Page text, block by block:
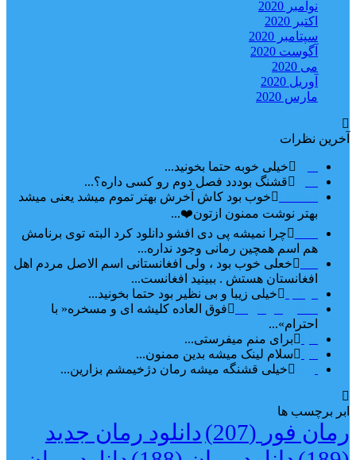
نوامبر 2020
اکتبر 2020
سپتامبر 2020
آگوست 2020
می 2020
آوریل 2020
مارس 2020
آخرین نظرات
خیلی خوبه حتما بخونید...
قشنگ بوددد فصل دوم رو کسی داره؟...
خوب بود کاش آخرش بهتر تموم میشد یعنی میشد
بهتر نوشت ممنون ازتون❤️...
چرا نمیشه پی دی افشو دانلود کرد البته توی برنامش
هم اسم همچین رمانی وجود نداره...
خعلی خوب بود ، ولی افغانستانی اسم الاصل مردم اهل
افغانستان هستش . ببینید افغانست...
خیلی زیبا و بی نظیر بود حتما بخونید...
فوق العاده کلیشه ای و مسخره« با
احترام»...
برای منم میفرستی...
سلام لینک میشه بدین ممنون...
خیلی قشنگه میشه رمان دژخیمشم بزارین...
ابر برچسب ها
رمان فور (207)
دانلود رمان جدید